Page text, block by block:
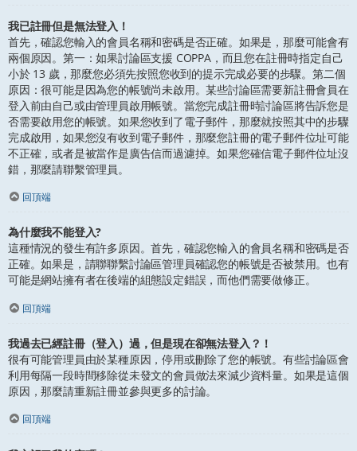
我已註冊但是無法登入！
首先，確認您輸入的會員名稱和密碼是否正確。如果是，那麼可能會有
兩個原因。第一：如果討論區支援 COPPA，而且您在註冊時指定自己
小於 13 歲，那麼您必須先按照您收到的提示完成必要的步驟。第二個
原因：很可能是因為您的帳號尚未啟用。某些討論區需要新註冊會員在
登入前由自己或由管理員啟用帳號。當您完成註冊時討論區將告訴您是
否需要啟用您的帳號。如果您收到了電子郵件，那麼就按照其中的步驟
完成啟用，如果您沒有收到電子郵件，那麼您註冊的電子郵件位址可能
不正確，或者是被當作是廣告信而過濾掉。如果您確信電子郵件位址沒
錯，那麼請聯繫管理員。
回頂端
為什麼我不能登入?
這種情況的發生有許多原因。首先，確認您輸入的會員名稱和密碼是否
正確。如果是，請聯聯繫討論區管理員確認您的帳號是否被禁用。也有
可能是網站擁有者在後端的組態設定錯誤，而他們需要做修正。
回頂端
我過去已經註冊（登入）過，但是現在卻無法登入？！
很有可能管理員由於某種原因，停用或刪除了您的帳號。有些討論區會
利用每隔一段時間移除從未發文的會員做法來減少資料量。如果是這個
原因，那麼請重新註冊並參與更多的討論。
回頂端